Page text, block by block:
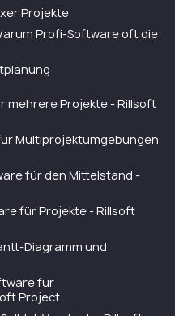
Projekte
Profi-Software oft die
mehrere Projekte - Rillsoft
Multiprojektumgebungen
für den Mittelstand -
für Projekte - Rillsoft
Diagramm und
für
Project